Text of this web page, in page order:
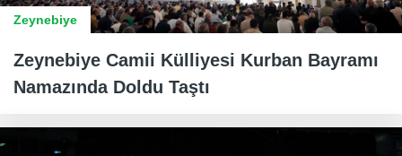
Zeynebiye
Zeynebiye Camii Külliyesi Kurban Bayramı
Namazında Doldu Taştı